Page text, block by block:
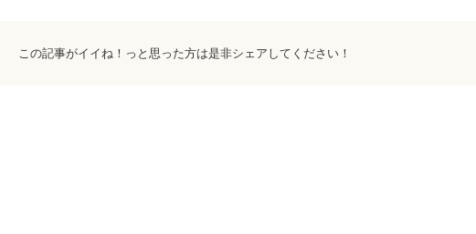
この記事がイイね！っと思った方は是非シェアしてください！